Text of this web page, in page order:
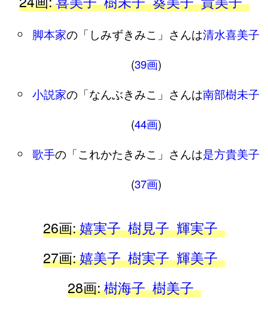
脚本家の「しみずきみこ」さんは清水喜美子
(39画)
小説家の「なんぶきみこ」さんは南部樹未子
(44画)
歌手の「これかたきみこ」さんは是方貴美子
(37画)
26画:嬉実子 樹見子 輝実子
27画:嬉美子 樹実子 輝美子
28画:樹海子 樹美子